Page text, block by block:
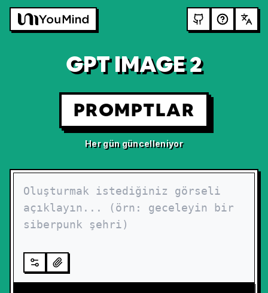
GPT IMAGE 2
PROMPTLAR
Her gün güncelleniyor